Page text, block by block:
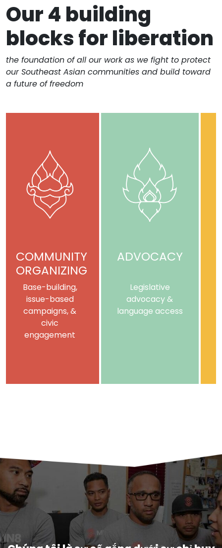
Our 4 building
blocks for liberation
the foundation of all our work as we fight to protect
our Southeast Asian communities and build toward
a future of freedom
COMMUNITY
ORGANIZING
Base-building,
issue-based
campaigns, &
civic
engagement
ADVOCACY
Legislative
advocacy &
language access